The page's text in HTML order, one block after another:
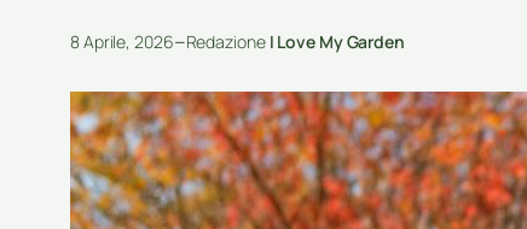
8 Aprile, 2026–Redazione I Love My Garden